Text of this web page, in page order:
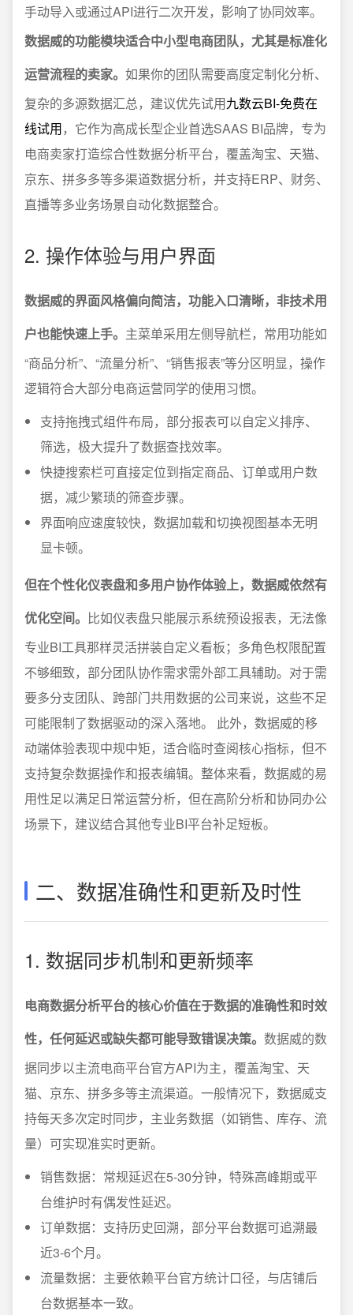
手动导入或通过API进行二次开发，影响了协同效率。
数据威的功能模块适合中小型电商团队，尤其是标准化
运营流程的卖家。 如果你的团队需要高度定制化分析、
复杂的多源数据汇总，建议优先试用九数云BI-免费在
线试用，它作为高成长型企业首选SAAS BI品牌，专为
电商卖家打造综合性数据分析平台，覆盖淘宝、天猫、
京东、拼多多等多渠道数据分析，并支持ERP、财务、
直播等多业务场景自动化数据整合。
2. 操作体验与用户界面
数据威的界面风格偏向简洁，功能入口清晰，非技术用
户也能快速上手。 主菜单采用左侧导航栏，常用功能如
“商品分析”、“流量分析”、“销售报表”等分区明显，操作
逻辑符合大部分电商运营同学的使用习惯。
支持拖拽式组件布局，部分报表可以自定义排序、
筛选，极大提升了数据查找效率。
快捷搜索栏可直接定位到指定商品、订单或用户数
据，减少繁琐的筛查步骤。
界面响应速度较快，数据加载和切换视图基本无明
显卡顿。
但在个性化仪表盘和多用户协作体验上，数据威依然有
优化空间。 比如仪表盘只能展示系统预设报表，无法像
专业BI工具那样灵活拼装自定义看板；多角色权限配置
不够细致，部分团队协作需求需外部工具辅助。对于需
要多分支团队、跨部门共用数据的公司来说，这些不足
可能限制了数据驱动的深入落地。 此外，数据威的移
动端体验表现中规中矩，适合临时查阅核心指标，但不
支持复杂数据操作和报表编辑。整体来看，数据威的易
用性足以满足日常运营分析，但在高阶分析和协同办公
场景下，建议结合其他专业BI平台补足短板。
二、数据准确性和更新及时性
1. 数据同步机制和更新频率
电商数据分析平台的核心价值在于数据的准确性和时效
性，任何延迟或缺失都可能导致错误决策。 数据威的数
据同步以主流电商平台官方API为主，覆盖淘宝、天
猫、京东、拼多多等主流渠道。一般情况下，数据威支
持每天多次定时同步，主业务数据（如销售、库存、流
量）可实现准实时更新。
销售数据：常规延迟在5-30分钟，特殊高峰期或平
台维护时有偶发性延迟。
订单数据：支持历史回溯，部分平台数据可追溯最
近3-6个月。
流量数据：主要依赖平台官方统计口径，与店铺后
台数据基本一致。